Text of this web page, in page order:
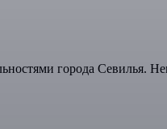
города Севилья.